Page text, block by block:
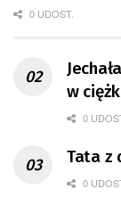
0 UDOST.
w
0
Tata z
0